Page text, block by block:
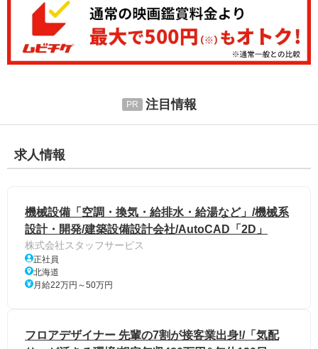
注目情報
求人情報
機械設備「空調・換気・給排水・給湯など」/機械系
設計・開発/建築設備設計会社/AutoCAD「2D」
株式会社スタッフサービス
正社員
北海道
月給22万円～50万円
フロアデザイナー 先輩の7割が接客業出身!/「気配